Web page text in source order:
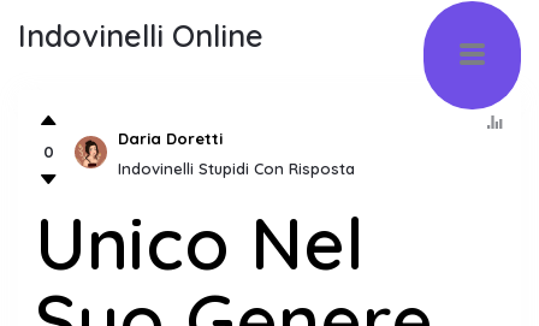
Indovinelli Online
0
Daria Doretti
Indovinelli Stupidi Con Risposta
Unico Nel